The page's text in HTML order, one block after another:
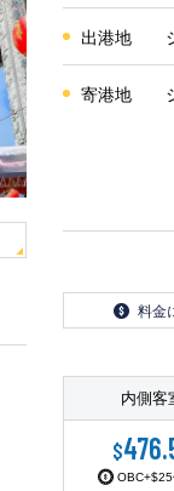
出港地
寄港地
料金
内側客
$